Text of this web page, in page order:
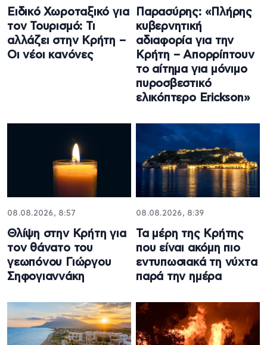
Ειδικό Χωροταξικό για
τον Τουρισμό: Τι
αλλάζει στην Κρήτη –
Οι νέοι κανόνες
Παρασύρης: «Πλήρης
κυβερνητική
αδιαφορία για την
Κρήτη – Απορρίπτουν
το αίτημα για μόνιμο
πυροσβεστικό
ελικόπτερο Erickson»
08.08.2026, 8:57
Θλίψη στην Κρήτη για
τον θάνατο του
γεωπόνου Γιώργου
Σηφογιαννάκη
08.08.2026, 8:39
Τα μέρη της Κρήτης
που είναι ακόμη πιο
εντυπωσιακά τη νύχτα
παρά την ημέρα